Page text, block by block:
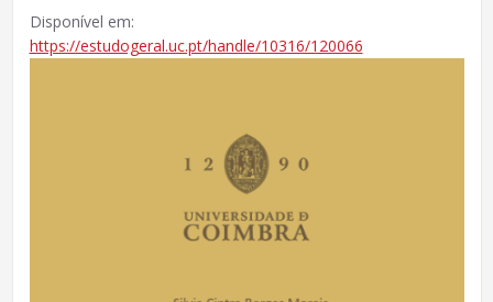
Disponível em:
https://estudogeral.uc.pt/handle/10316/120066